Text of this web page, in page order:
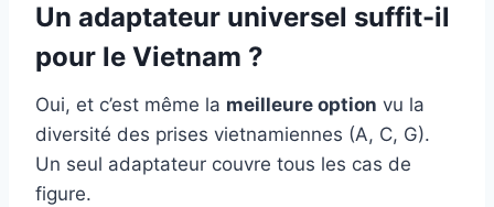
Un adaptateur universel suffit-il
pour le Vietnam ?
Oui, et c’est même la meilleure option vu la
diversité des prises vietnamiennes (A, C, G).
Un seul adaptateur couvre tous les cas de
figure.